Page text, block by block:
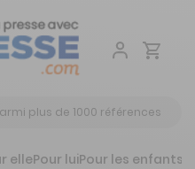
Aller
ellePour luiPour les enfants